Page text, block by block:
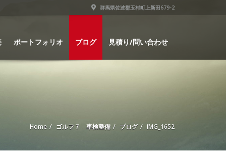
群馬県佐波郡玉村町上新田679-2
ポートフォリオ ブログ 見積り/問い合わせ
Home ゴルフ７ 車検整備 ブログ IMG_1652